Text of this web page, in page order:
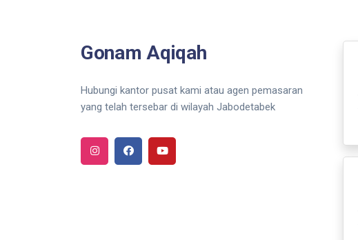
Gonam Aqiqah
Hubungi kantor pusat kami atau agen pemasaran
yang telah tersebar di wilayah Jabodetabek